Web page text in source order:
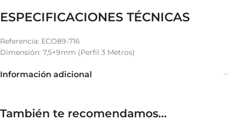
ESPECIFICACIONES TÉCNICAS
Referencia: ECO89-716
Dimensión: 7,5×9mm (Perfil 3 Metros)
Información adicional
También te recomendamos…